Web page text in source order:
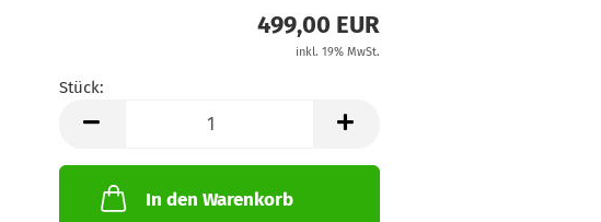
499,00 EUR
inkl. 19% MwSt.
Stück:
Stück
In den Warenkorb